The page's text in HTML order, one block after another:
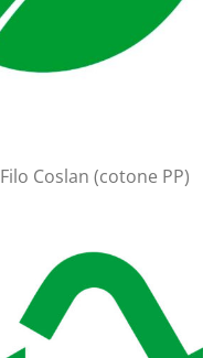
Filo Coslan (cotone PP)